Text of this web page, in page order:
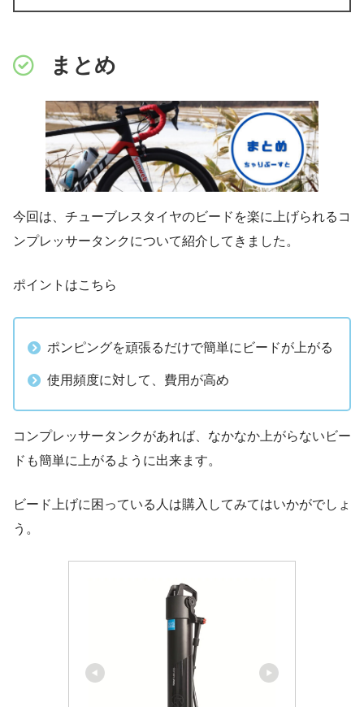
まとめ
今回は、チューブレスタイヤのビードを楽に上げられるコ
ンプレッサータンクについて紹介してきました。
ポイントはこちら
ポンピングを頑張るだけで簡単にビードが上がる
使用頻度に対して、費用が高め
コンプレッサータンクがあれば、なかなか上がらないビー
ドも簡単に上がるように出来ます。
ビード上げに困っている人は購入してみてはいかがでしょ
う。